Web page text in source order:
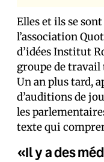
Elles et ils se sont
l’association
d’idées Institut
groupe de travail
Un an plus tard,
d’auditions de
les
texte qui
«Il y a des